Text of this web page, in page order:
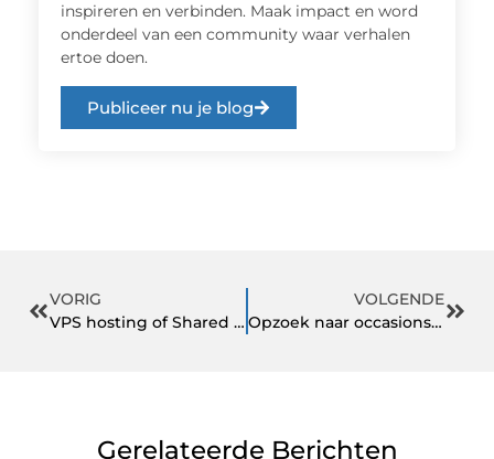
inspireren en verbinden. Maak impact en word
onderdeel van een community waar verhalen
ertoe doen.
Publiceer nu je blog
VORIG
VPS hosting of Shared hosting?
VOLGENDE
Opzoek naar occasions Heerenveen: Auto’s
Gerelateerde Berichten